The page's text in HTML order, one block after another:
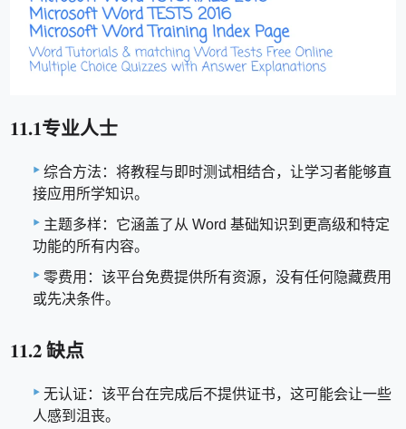
11.1专业人士
综合方法：将教程与即时测试相结合，让学习者能够直
接应用所学知识。
主题多样：它涵盖了从 Word 基础知识到更高级和特定
功能的所有内容。
零费用：该平台免费提供所有资源，没有任何隐藏费用
或先决条件。
11.2 缺点
无认证：该平台在完成后不提供证书，这可能会让一些
人感到沮丧。